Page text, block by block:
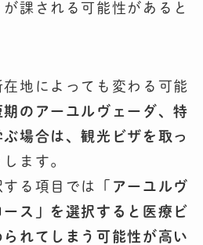
課される可能性があると
地によっても変わる可能
期のアーユルヴェーダ、特
場合は、観光ビザを取っ
ます。
る項目では「
アーユルヴ
ース」を選択すると医療ビ
れてしまう可能性が高い